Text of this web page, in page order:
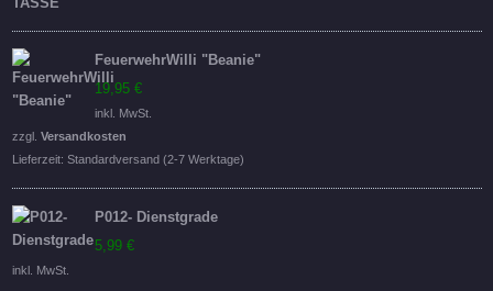
FeuerwehrWilli "Beanie"
19,95 €
inkl. MwSt.
zzgl. Versandkosten
Lieferzeit: Standardversand (2-7 Werktage)
P012- Dienstgrade
5,99 €
inkl. MwSt.